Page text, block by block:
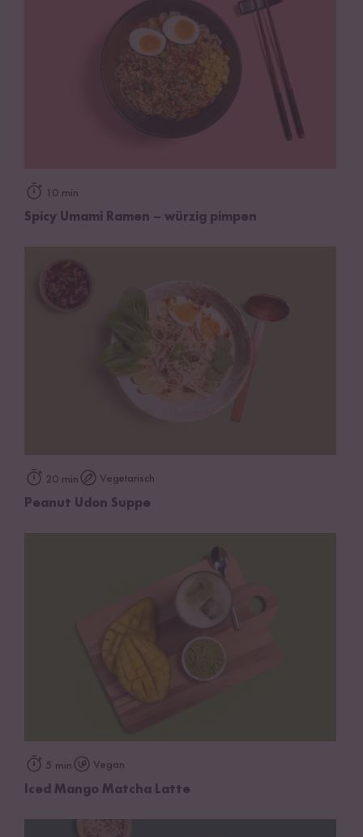
10 min
Spicy Umami Ramen – würzig pimpen
20 min Vegetarisch
Peanut Udon Suppe
5 min Vegan
Iced Mango Matcha Latte